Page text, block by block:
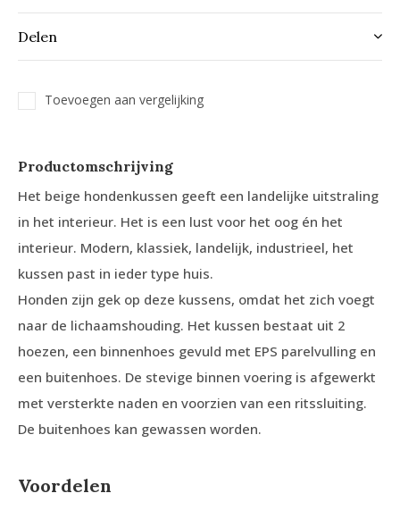
Delen
Toevoegen aan vergelijking
Productomschrijving
Het beige hondenkussen geeft een landelijke uitstraling
in het interieur. Het is een lust voor het oog én het
interieur. Modern, klassiek, landelijk, industrieel, het
kussen past in ieder type huis.
Honden zijn gek op deze kussens, omdat het zich voegt
naar de lichaamshouding. Het kussen bestaat uit 2
hoezen, een binnenhoes gevuld met EPS parelvulling en
een buitenhoes. De stevige binnen voering is afgewerkt
met versterkte naden en voorzien van een ritssluiting.
De buitenhoes kan gewassen worden.
Voordelen